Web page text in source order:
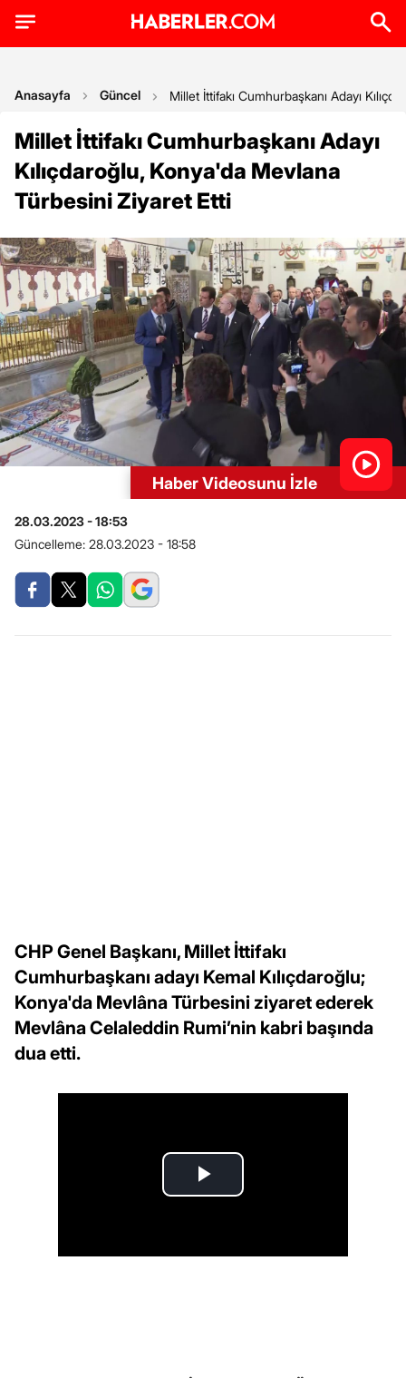
Anasayfa Güncel Millet İttifakı Cumhurbaşkanı Adayı
Millet İttifakı Cumhurbaşkanı Adayı
Kılıçdaroğlu, Konya'da Mevlana
Türbesini Ziyaret Etti
Haber Videosunu İzle
28.03.2023 - 18:53
Güncelleme: 28.03.2023 - 18:58
CHP Genel Başkanı, Millet İttifakı
Cumhurbaşkanı adayı Kemal Kılıçdaroğlu;
Konya'da Mevlâna Türbesini ziyaret ederek
Mevlâna Celaleddin Rumi’nin kabri başında
dua etti.